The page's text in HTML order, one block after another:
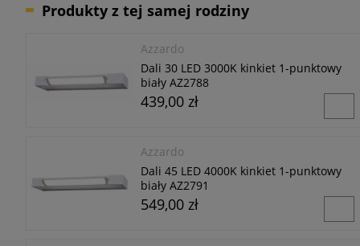
Produkty z tej samej rodziny
Azzardo
Dali 30 LED 3000K kinkiet 1-punktowy
biały AZ2788
439,00 zł
Azzardo
Dali 45 LED 4000K kinkiet 1-punktowy
biały AZ2791
549,00 zł